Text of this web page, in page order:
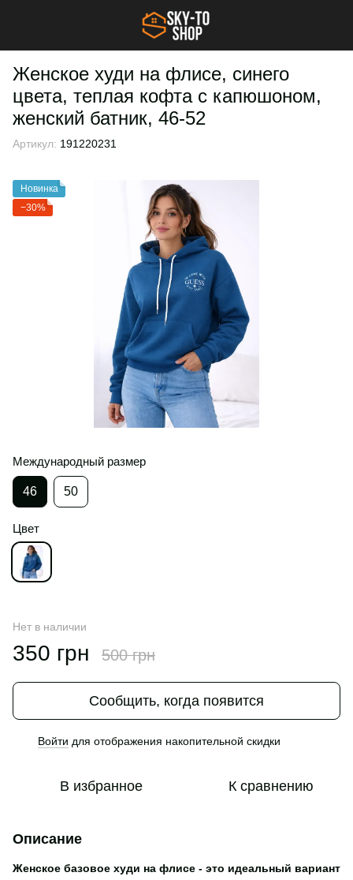
Женское худи на флисе, синего
цвета, теплая кофта с капюшоном,
женский батник, 46-52
Артикул: 191220231
Новинка
−30%
Международный размер
46 50
Цвет
Нет в наличии
350 грн 500 грн
Сообщить, когда появится
Войти для отображения накопительной скидки
В избранное К сравнению
Описание
Женское базовое худи на флисе - это идеальный вариант